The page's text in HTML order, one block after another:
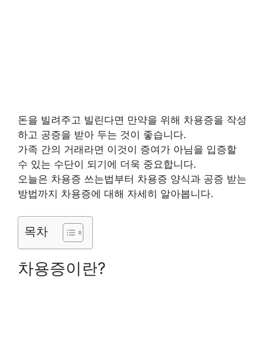
돈을 빌려주고 빌린다면 만약을 위해 차용증을 작성
하고 공증을 받아 두는 것이 좋습니다.
가족 간의 거래라면 이것이 증여가 아님을 입증할
수 있는 수단이 되기에 더욱 중요합니다.
오늘은 차용증 쓰는법부터 차용증 양식과 공증 받는
방법까지 차용증에 대해 자세히 알아봅니다.
목차
차용증이란?